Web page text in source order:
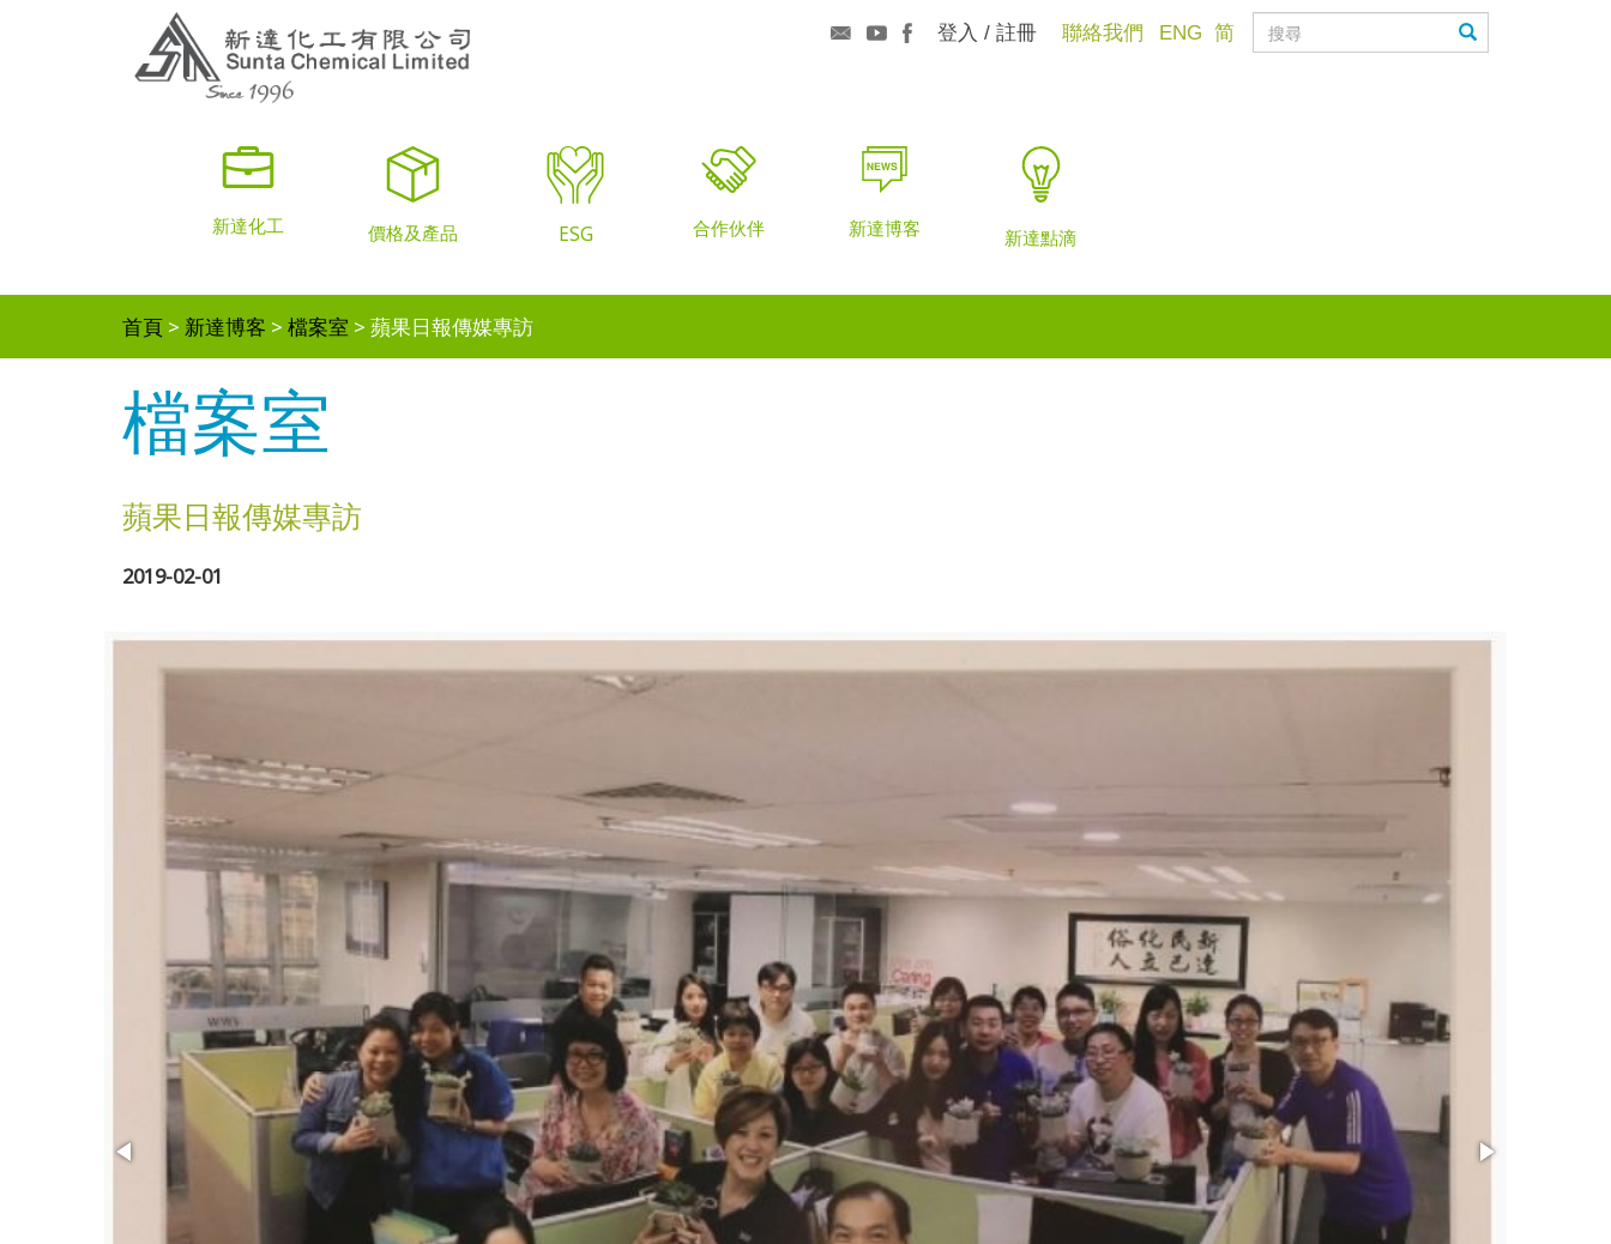
登入 / 註冊 聯絡我們 ENG 简
新達化工 價格及產品 ESG 合作伙伴 新達博客 新達點滴
首頁 新達博客 檔案室 蘋果日報傳媒專訪
檔案室
蘋果日報傳媒專訪
2019-02-01